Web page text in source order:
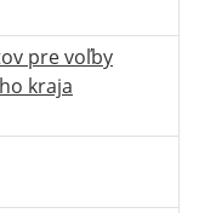
pre voľby
kraja